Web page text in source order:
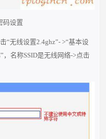
码设置
“无线设置2.4ghz”- >“基本设
，名称SSID是无线网络->点击